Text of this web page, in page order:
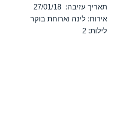
תאריך עזיבה: 27/01/18
אירוח: לינה וארוחת בוקר
לילות: 2